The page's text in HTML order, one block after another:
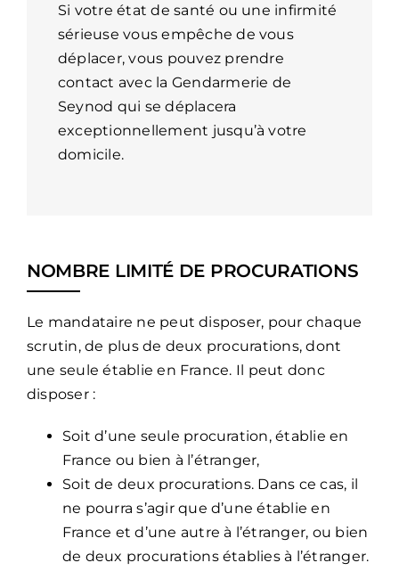
Si votre état de santé ou une infirmité
sérieuse vous empêche de vous
déplacer, vous pouvez prendre
contact avec la Gendarmerie de
Seynod qui se déplacera
exceptionnellement jusqu’à votre
domicile.
NOMBRE LIMITÉ DE PROCURATIONS
Le mandataire ne peut disposer, pour chaque
scrutin, de plus de deux procurations, dont
une seule établie en France. Il peut donc
disposer :
Soit d’une seule procuration, établie en
France ou bien à l’étranger,
Soit de deux procurations. Dans ce cas, il
ne pourra s’agir que d’une établie en
France et d’une autre à l’étranger, ou bien
de deux procurations établies à l’étranger.